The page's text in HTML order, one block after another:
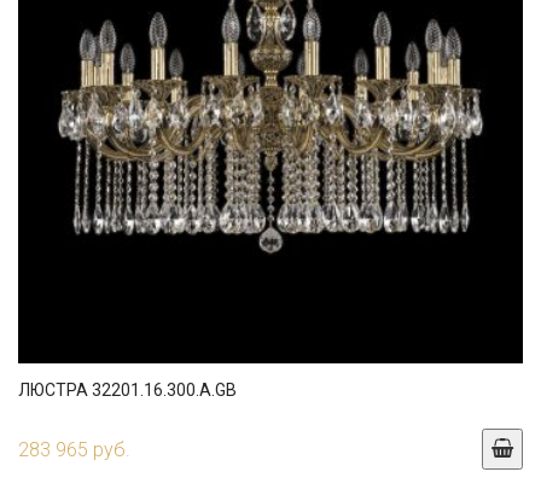
ЛЮСТРА 32201.16.300.A.GB
283 965 руб.